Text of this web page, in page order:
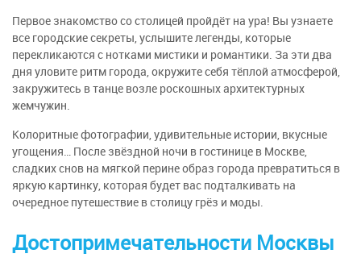
Первое знакомство со столицей пройдёт на ура! Вы узнаете
все городские секреты, услышите легенды, которые
перекликаются с нотками мистики и романтики. За эти два
дня уловите ритм города, окружите себя тёплой атмосферой,
закружитесь в танце возле роскошных архитектурных
жемчужин.
Колоритные фотографии, удивительные истории, вкусные
угощения… После звёздной ночи в гостинице в Москве,
сладких снов на мягкой перине образ города превратиться в
яркую картинку, которая будет вас подталкивать на
очередное путешествие в столицу грёз и моды.
Достопримечательности Москвы